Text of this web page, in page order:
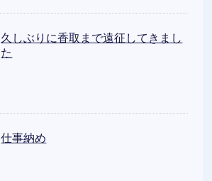
久しぶりに香取まで遠征してきまし
た
仕事納め